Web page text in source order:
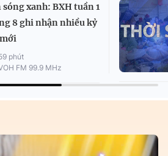
sóng xanh: BXH tuần 1
8 ghi nhận nhiều kỷ
phút
FM 99.9 MHz